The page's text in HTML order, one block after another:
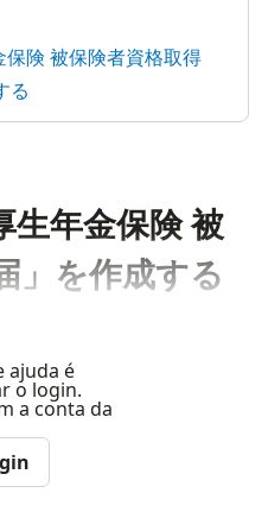
険 被保険者資格取得
る
生年金保険 被
」を作成する
ajuda é
o login.
a conta da